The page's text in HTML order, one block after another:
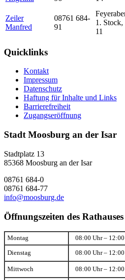
Zeiler
Manfred
08761 684-
91
1.
11
Quicklinks
Kontakt
Impressum
Datenschutz
Haftung für Inhalte und Links
Barrierefreiheit
Zugangseröffnung
Stadt Moosburg an der Isar
Stadtplatz 13
85368 Moosburg an der Isar
08761 684-0
08761 684-77
info@moosburg.de
Öffnungszeiten des Rathauses
Montag 08:00 Uhr –
Dienstag 08:00 Uhr –
Mittwoch 08:00 Uhr –